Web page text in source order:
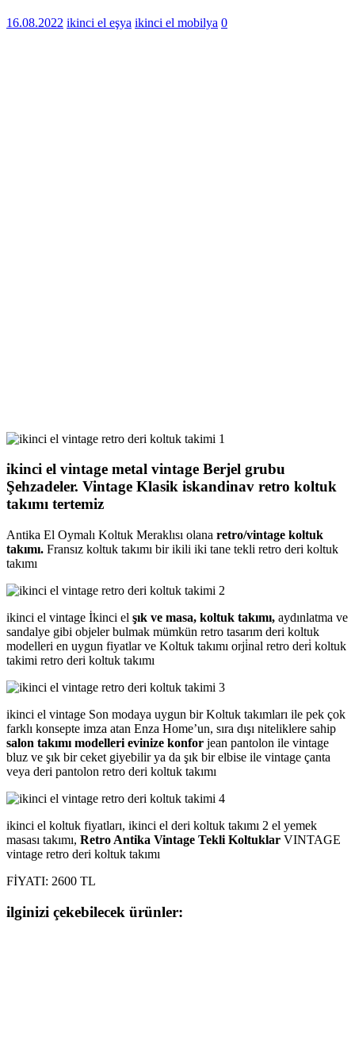
16.08.2022 ikinci el eşya ikinci el mobilya 0
ikinci el vintage metal vintage Berjel grubu
Şehzadeler. Vintage Klasik iskandinav retro koltuk
takımı tertemiz
Antika El Oymalı Koltuk Meraklısı olana retro/vintage koltuk
takımı. Fransız koltuk takımı bir ikili iki tane tekli retro deri koltuk
takımı
ikinci el vintage İkinci el şık ve masa, koltuk takımı, aydınlatma ve
sandalye gibi objeler bulmak mümkün retro tasarım deri koltuk
modelleri en uygun fiyatlar ve Koltuk takımı orji̇nal retro deri̇ koltuk
takimi retro deri koltuk takımı
ikinci el vintage Son modaya uygun bir Koltuk takımları ile pek çok
farklı konsepte imza atan Enza Home’un, sıra dışı niteliklere sahip
salon takımı modelleri evinize konfor jean pantolon ile vintage
bluz ve şık bir ceket giyebilir ya da şık bir elbise ile vintage çanta
veya deri pantolon retro deri koltuk takımı
ikinci el koltuk fiyatları, ikinci el deri koltuk takımı 2 el yemek
masası takımı, Retro Antika Vintage Tekli Koltuklar VINTAGE
vintage retro deri koltuk takımı
FİYATI: 2600 TL
ilginizi çekebilecek ürünler: